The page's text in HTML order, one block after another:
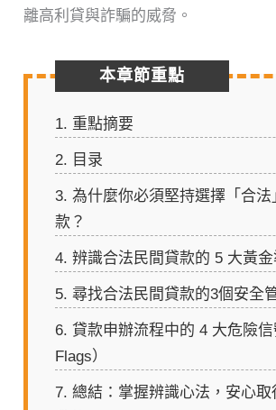
離高利貸與詐騙的威脅。
本章節重點
1. 重點摘要
2. 目录
3. 為什麼你必須堅持選擇「合法
款？
4. 辨識合法民間貸款的 5 大黃金
5. 尋找合法民間貸款的3個安全
6. 貸款申辦流程中的 4 大危險信
Flags）
7. 總結：掌握辨識心法，安心取